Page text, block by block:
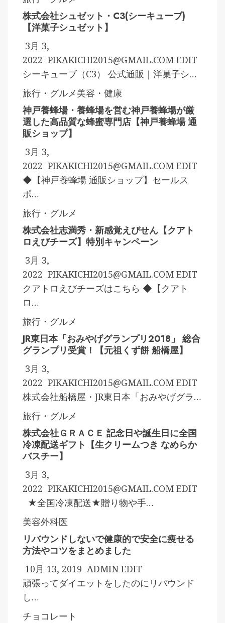
株式会社シュゼット・C3(シーキューブ)
【洋菓子シュゼット】
3月 3,
2022 PIKAKICHI2015@GMAIL.COM EDIT
シーキューブ（C3） 公式通販｜洋菓子シ…
旅行・グルメ美容・健康
神戸養蜂場・養蜂場を営む神戸養蜂場が厳
選した高品質な蜂蜜専門店【神戸養蜂場 通
販ショップ】
3月 3,
2022 PIKAKICHI2015@GMAIL.COM EDIT
◆【神戸養蜂場 通販ショップ】セールス
ポ…
旅行・グルメ
株式会社志満秀・新感覚えびせん【クアト
ロえびチーズ】特別キャンペーン
3月 3,
2022 PIKAKICHI2015@GMAIL.COM EDIT
クアトロえびチーズはこちら ◆【クアト
ロ…
旅行・グルメ
JR東日本「おみやげグランプリ2018」 総合
グランプリ受賞！【元祖くず餅 船橋屋】
3月 3,
2022 PIKAKICHI2015@GMAIL.COM EDIT
株式会社船橋屋・JR東日本「おみやげグラ…
旅行・グルメ
株式会社ＧＲＡＣＥ 記念日や誕生日に全国
冷凍配送ギフト【生クリームつき なめらか
バスチー】
3月 3,
2022 PIKAKICHI2015@GMAIL.COM EDIT
★全国冷凍配送★贈り物や手…
美容外科医
リバウンドしないで健康的で安全に痩せる
方法やコツをまとめました
10月 13, 2019 ADMIN EDIT
頑張ってダイエットをしたのにリバウンド
し…
チョコレート